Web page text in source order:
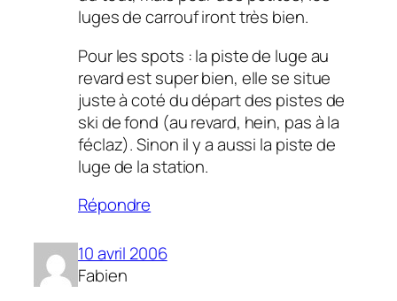
luges de carrouf iront très bien.
Pour les spots : la piste de luge au
revard est super bien, elle se situe
juste à coté du départ des pistes de
ski de fond (au revard, hein, pas à la
féclaz). Sinon il y a aussi la piste de
luge de la station.
Répondre
10 avril 2006
Fabien